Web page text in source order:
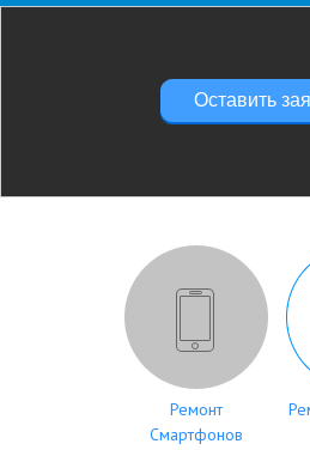
Оставить
Ремонт
Смартфонов